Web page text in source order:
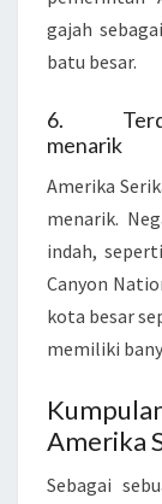
gajah
batu besar.
6.
menarik
Amerika
menarik.
indah,
Canyon
kota besar
memiliki
Amerika
Sebagai